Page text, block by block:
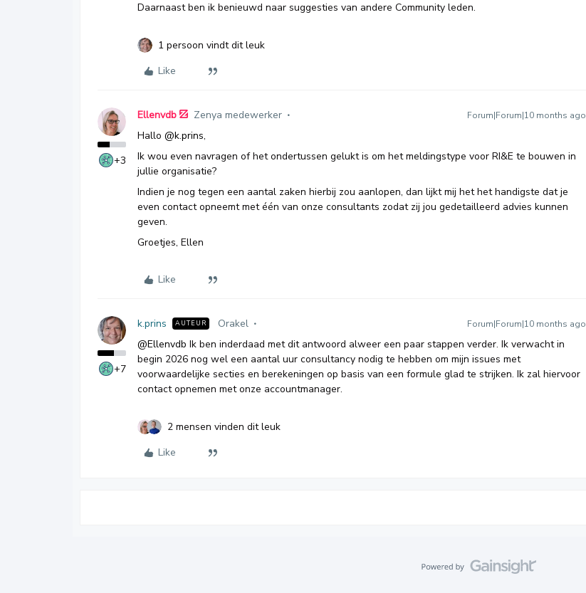
Daarnaast ben ik benieuwd naar suggesties van andere Community leden.
1 persoon vindt dit leuk
Like
+3
Ellenvdb Zenya medewerker Forum|Forum|10 months ago
Hallo ​ @k.prins,
Ik wou even navragen of het ondertussen gelukt is om het meldingstype voor RI&E te bouwen in
jullie organisatie?
Indien je nog tegen een aantal zaken hierbij zou aanlopen, dan lijkt mij het het handigste dat je
even contact opneemt met één van onze consultants zodat zij jou gedetailleerd advies kunnen
geven.
Groetjes, Ellen
Like
+7
k.prins AUTEUR Orakel Forum|Forum|10 months ago
@Ellenvdb Ik ben inderdaad met dit antwoord alweer een paar stappen verder. Ik verwacht in
begin 2026 nog wel een aantal uur consultancy nodig te hebben om mijn issues met
voorwaardelijke secties en berekeningen op basis van een formule glad te strijken. Ik zal hiervoor
contact opnemen met onze accountmanager.
2 mensen vinden dit leuk
Like